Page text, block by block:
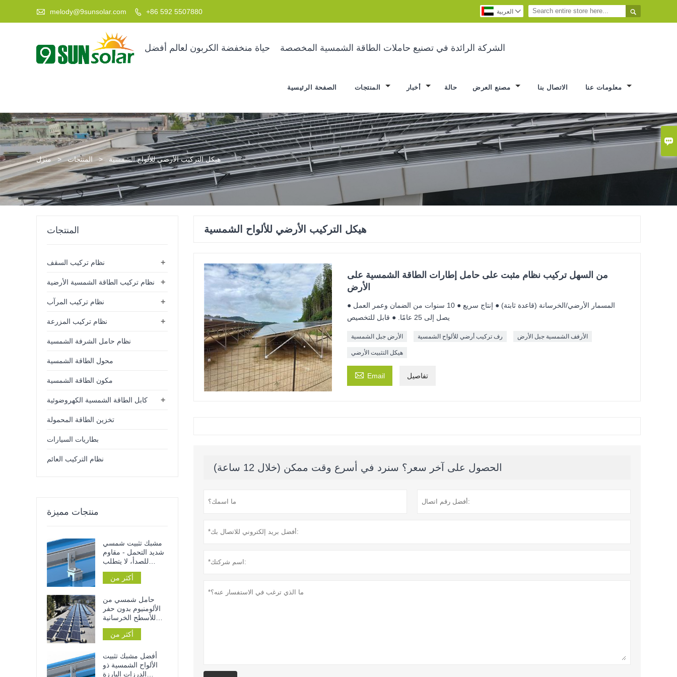

 melody@9sunsolar.com  +86 592 5507880  العربية 
حياة منخفضة الكربون لعالم أفضل الشركة الرائدة في تصنيع حاملات الطاقة الشمسية المخصصة
الصفحة الرئيسية حالة الاتصال بنا
منزل > المنتجات > هيكل التركيب الأرضي للألواح الشمسية
هيكل التركيب الأرضي للألواح الشمسية
من السهل تركيب نظام مثبت على حامل إطارات الطاقة الشمسية على
الأرض
● المسمار الأرضي/الخرسانة (قاعدة ثابتة) ● إنتاج سريع ● 10 سنوات من الضمان وعمر العمل
يصل إلى 25 عامًا. ● قابل للتخصيص
الأرض جبل الشمسية رف تركيب أرضي للألواح الشمسية الأرفف الشمسية جبل الأرض
هيكل التثبيت الأرضي
 Email تفاصيل
الحصول على آخر سعر؟ سنرد في أسرع وقت ممكن (خلال 12 ساعة)
المنتجات
+ نظام تركيب السقف
+ نظام تركيب الطاقة الشمسية الأرضية
+ نظام تركيب المرآب
+ نظام تركيب المزرعة
نظام حامل الشرفة الشمسية
محول الطاقة الشمسية
مكون الطاقة الشمسية
+ كابل الطاقة الشمسية الكهروضوئية
تخزين الطاقة المحمولة
بطاريات السيارات
نظام التركيب العائم
منتجات مميزة
مشبك تثبيت شمسي
شديد التحمل - مقاوم
للصدأ، لا يتطلب
اختراق الأسطح
المعدنية أو القضبان،
أكثر من
حامل شمسي من
الألومنيوم بدون حفر
للأسطح الخرسانية
المسطحة للمنازل أو
المنشآت التجارية
أكثر من
أفضل مشبك تثبيت
الألواح الشمسية ذو
الدرزات البارزة